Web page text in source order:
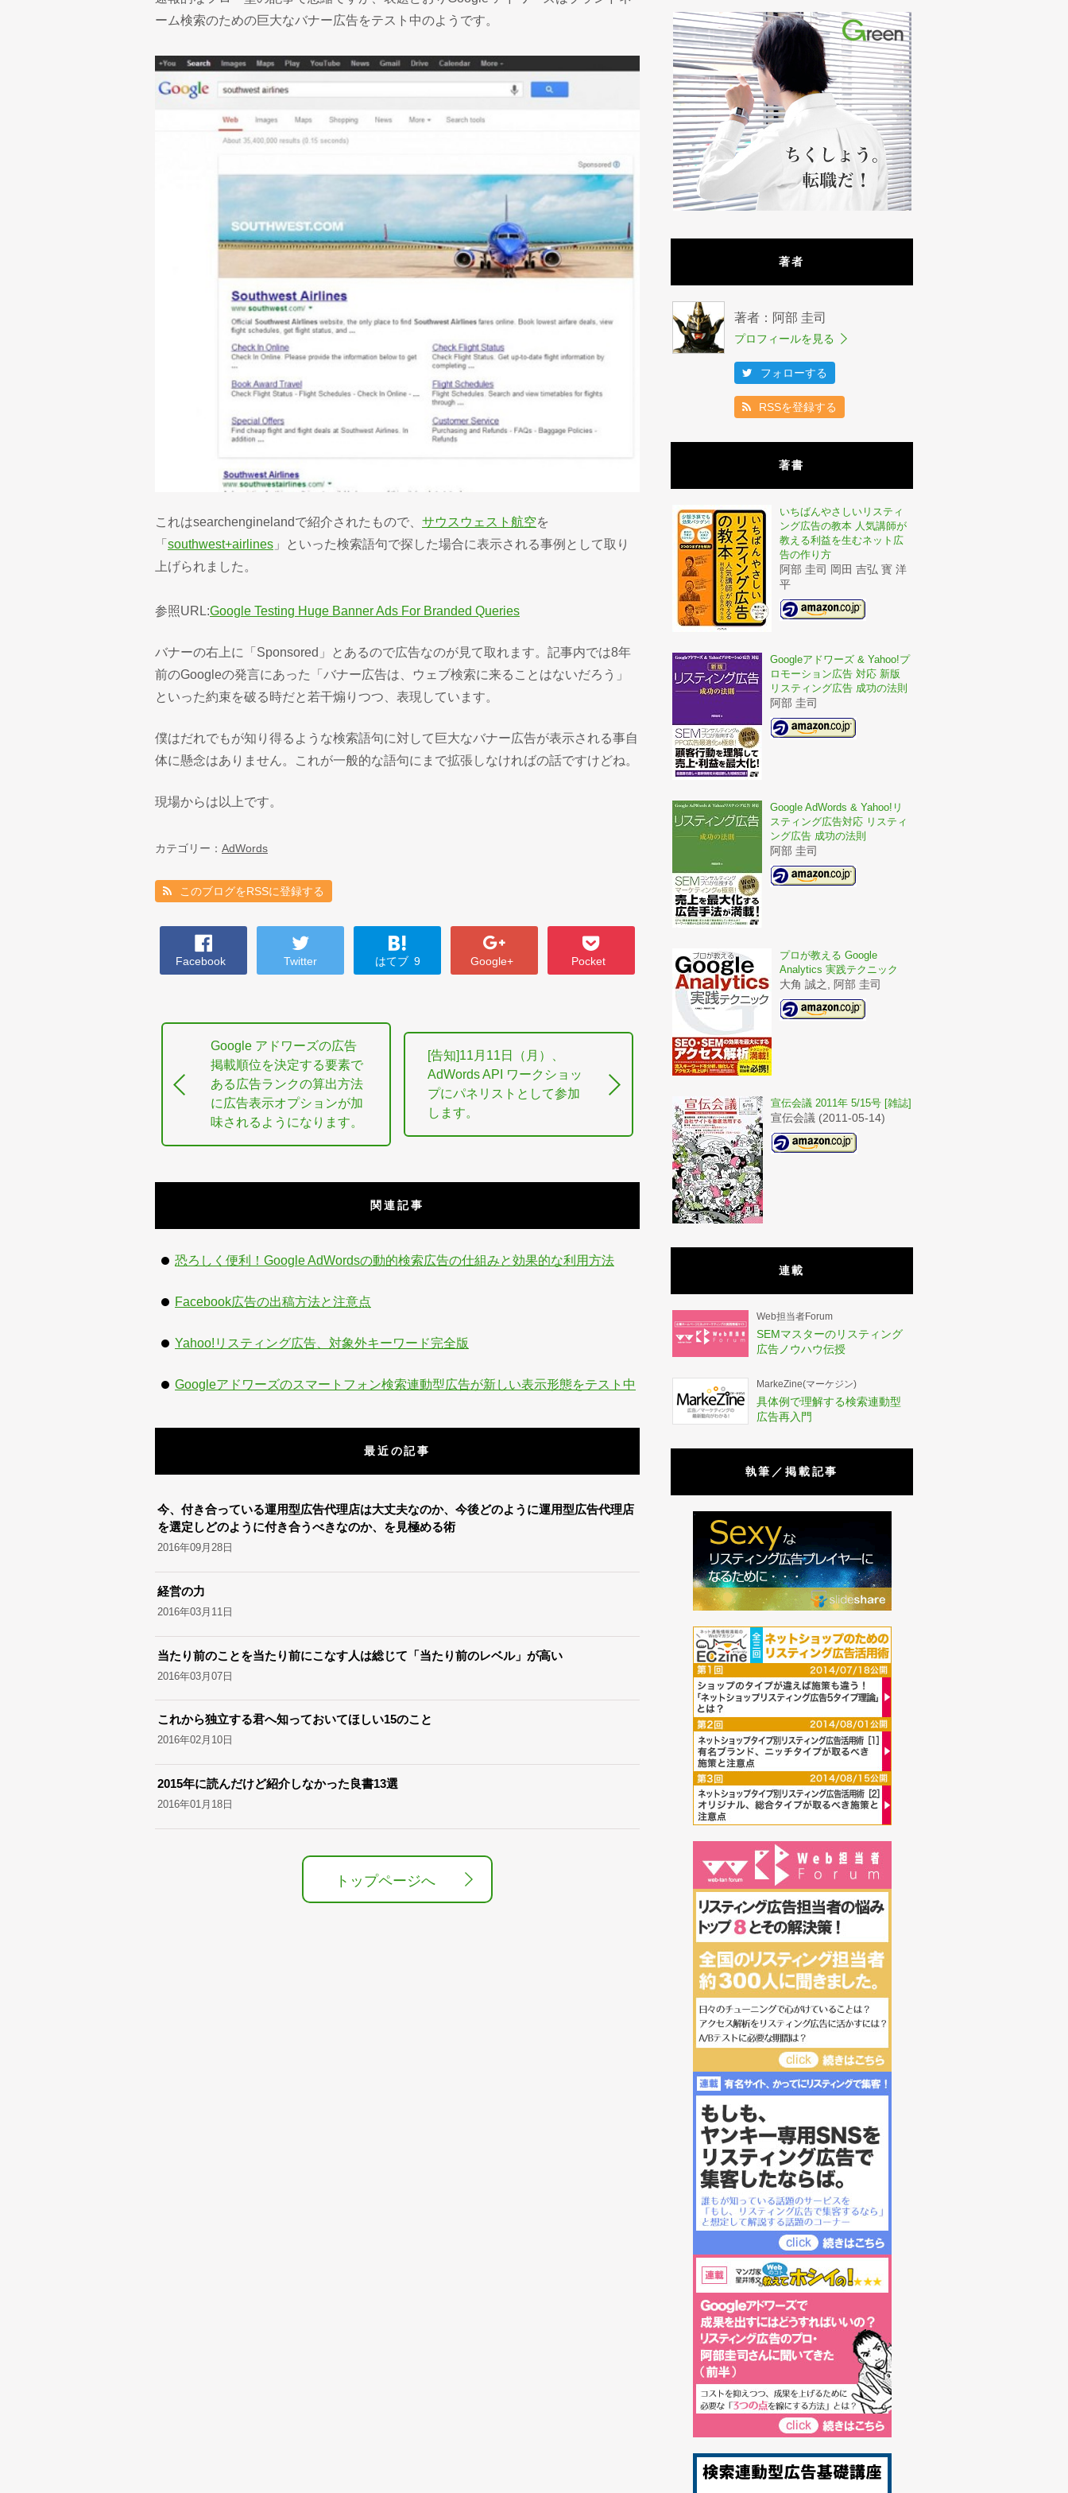
ーム検索のための巨大なバナー広告をテスト中のようです。
これはsearchenginelandで紹介されたもので、 サウスウェスト航空を
「 southwest+airlines 」といった検索語句で探した場合に表示される事例として取り
上げられました。
参照URL:Google Testing Huge Banner Ads For Branded Queries
バナーの右上に「Sponsored」とあるので広告なのが見て取れます。記事内では8年
前のGoogleの発言にあった「バナー広告は、ウェブ検索に来ることはないだろう」
といった約束を破る時だと若干煽りつつ、表現しています。
僕はだれでもが知り得るような検索語句に対して巨大なバナー広告が表示される事自
体に懸念はありません。これが一般的な語句にまで拡張しなければの話ですけどね。
現場からは以上です。
カテゴリー： AdWords
このブログをRSSに登録する
Facebook Twitter はてブ 9 Google+ Pocket
Google アドワーズの広告
掲載順位を決定する要素で
ある広告ランクの算出方法
に広告表示オプションが加
味されるようになります。
[告知]11月11日（月）、
AdWords API ワークショッ
プにパネリストとして参加
します。
関連記事
恐ろしく便利！Google AdWordsの動的検索広告の仕組みと効果的な利用方法
Facebook広告の出稿方法と注意点
Yahoo!リスティング広告、対象外キーワード完全版
Googleアドワーズのスマートフォン検索連動型広告が新しい表示形態をテスト中
最近の記事
今、付き合っている運用型広告代理店は大丈夫なのか、今後どのように運用型広告代理店
を選定しどのように付き合うべきなのか、を見極める術
2016年09月28日
経営の力
2016年03月11日
当たり前のことを当たり前にこなす人は総じて「当たり前のレベル」が高い
2016年03月07日
これから独立する君へ知っておいてほしい15のこと
2016年02月10日
2015年に読んだけど紹介しなかった良書13選
2016年01月18日
トップページへ
著者
著者：阿部 圭司
プロフィールを見る
フォローする
RSSを登録する
著書
いちばんやさしいリスティ
ング広告の教本 人気講師が
教える利益を生むネット広
告の作り方
阿部 圭司 岡田 吉弘 寳 洋
平
Googleアドワーズ & Yahoo!プ
ロモーション広告 対応 新版
リスティング広告 成功の法則
阿部 圭司
Google AdWords & Yahoo!リ
スティング広告対応 リスティ
ング広告 成功の法則
阿部 圭司
プロが教える Google
Analytics 実践テクニック
大角 誠之, 阿部 圭司
宣伝会議 2011年 5/15号 [雑誌]
宣伝会議 (2011-05-14)
連載
Web担当者Forum
SEMマスターのリスティング
広告ノウハウ伝授
MarkeZine(マーケジン)
具体例で理解する検索連動型
広告再入門
執筆／掲載記事